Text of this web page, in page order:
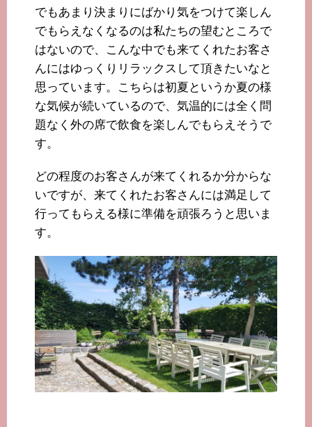
でもあまり決まりにばかり気をつけて楽しん
でもらえなくなるのは私たちの望むところで
はないので、こんな中でも来てくれたお客さ
んにはゆっくりリラックスして頂きたいなと
思っています。こちらは初夏というか夏の様
な気候が続いているので、気温的には全く問
題なく外の席で飲食を楽しんでもらえそうで
す。
どの程度のお客さんが来てくれるか分からな
いですが、来てくれたお客さんには満足して
行ってもらえる様に準備を頑張ろうと思いま
す。